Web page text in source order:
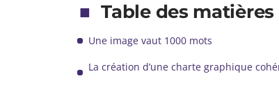
Table des matières
Une image vaut 1000 mots
La création d’une charte graphique